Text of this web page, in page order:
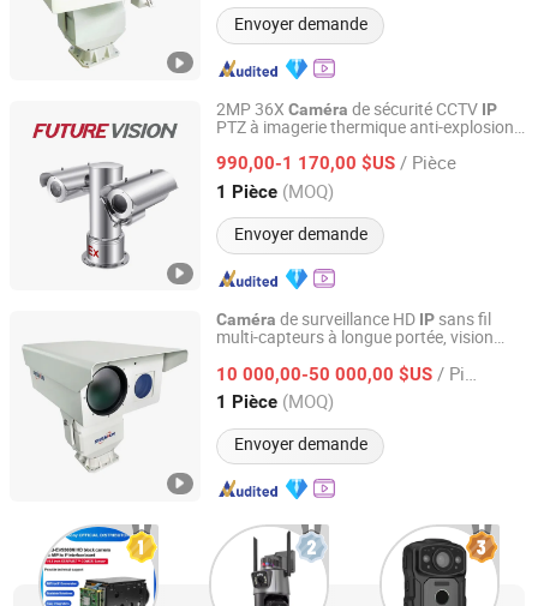
Envoyer demande
2MP 36X Caméra de sécurité CCTV IP
PTZ à imagerie thermique anti-explosion
990,00-1 170,00 $US / Pièce
1 Pièce (MOQ)
Envoyer demande
Shanghai Future Vision Technology Co., Ltd.
Shanghai, China Depuis 2022
Caméra de surveillance HD IPsans fil
multi-capteurs à longue portée, vision
refroidie, imagerie CCTV vidéo infrarouge
10 000,00-50 000,00 $US / Pièce
1 Pièce (MOQ)
Envoyer demande
Shandong Sheenrun Optics & Electronics Co., Ltd.
Shandong, China Depuis 2010